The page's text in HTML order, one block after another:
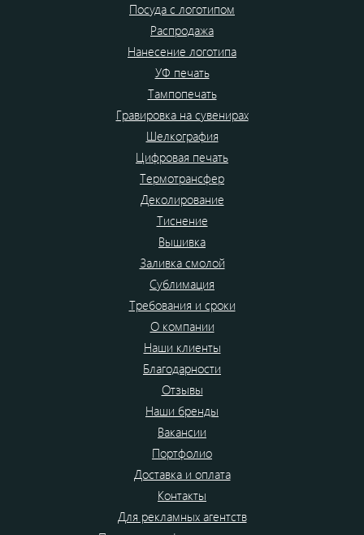
Посуда с логотипом
Распродажа
Нанесение логотипа
УФ печать
Тампопечать
Гравировка на сувенирах
Шелкография
Цифровая печать
Термотрансфер
Деколирование
Тиснение
Вышивка
Заливка смолой
Сублимация
Требования и сроки
О компании
Наши клиенты
Благодарности
Отзывы
Наши бренды
Вакансии
Портфолио
Доставка и оплата
Контакты
Для рекламных агентств